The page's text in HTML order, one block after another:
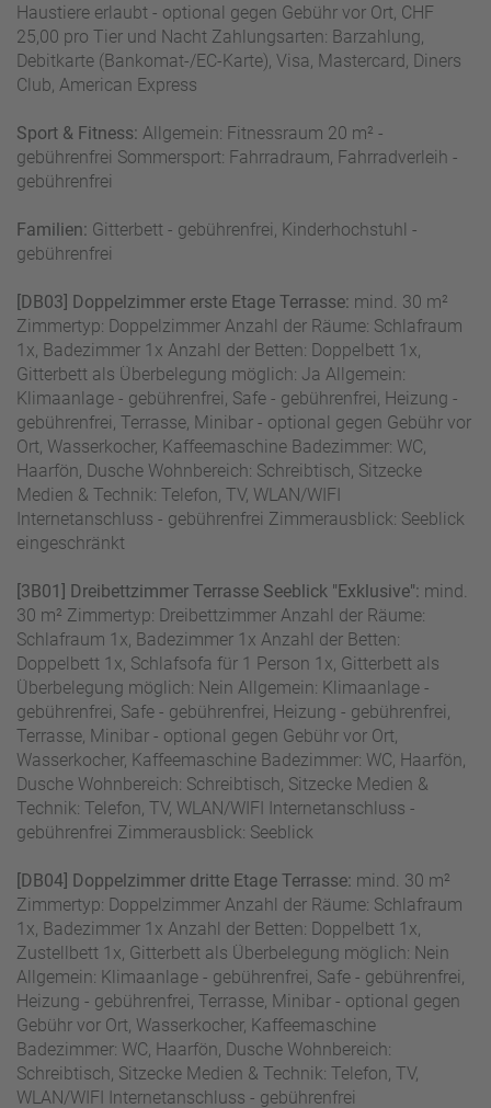
Haustiere erlaubt - optional gegen Gebühr vor Ort, CHF
25,00 pro Tier und Nacht Zahlungsarten: Barzahlung,
Debitkarte (Bankomat-/EC-Karte), Visa, Mastercard, Diners
Club, American Express
Sport & Fitness: Allgemein: Fitnessraum 20 m² -
gebührenfrei Sommersport: Fahrradraum, Fahrradverleih -
gebührenfrei
Familien: Gitterbett - gebührenfrei, Kinderhochstuhl -
gebührenfrei
[DB03] Doppelzimmer erste Etage Terrasse: mind. 30 m²
Zimmertyp: Doppelzimmer Anzahl der Räume: Schlafraum
1x, Badezimmer 1x Anzahl der Betten: Doppelbett 1x,
Gitterbett als Überbelegung möglich: Ja Allgemein:
Klimaanlage - gebührenfrei, Safe - gebührenfrei, Heizung -
gebührenfrei, Terrasse, Minibar - optional gegen Gebühr vor
Ort, Wasserkocher, Kaffeemaschine Badezimmer: WC,
Haarfön, Dusche Wohnbereich: Schreibtisch, Sitzecke
Medien & Technik: Telefon, TV, WLAN/WIFI
Internetanschluss - gebührenfrei Zimmerausblick: Seeblick
eingeschränkt
[3B01] Dreibettzimmer Terrasse Seeblick "Exklusive": mind.
30 m² Zimmertyp: Dreibettzimmer Anzahl der Räume:
Schlafraum 1x, Badezimmer 1x Anzahl der Betten:
Doppelbett 1x, Schlafsofa für 1 Person 1x, Gitterbett als
Überbelegung möglich: Nein Allgemein: Klimaanlage -
gebührenfrei, Safe - gebührenfrei, Heizung - gebührenfrei,
Terrasse, Minibar - optional gegen Gebühr vor Ort,
Wasserkocher, Kaffeemaschine Badezimmer: WC, Haarfön,
Dusche Wohnbereich: Schreibtisch, Sitzecke Medien &
Technik: Telefon, TV, WLAN/WIFI Internetanschluss -
gebührenfrei Zimmerausblick: Seeblick
[DB04] Doppelzimmer dritte Etage Terrasse: mind. 30 m²
Zimmertyp: Doppelzimmer Anzahl der Räume: Schlafraum
1x, Badezimmer 1x Anzahl der Betten: Doppelbett 1x,
Zustellbett 1x, Gitterbett als Überbelegung möglich: Nein
Allgemein: Klimaanlage - gebührenfrei, Safe - gebührenfrei,
Heizung - gebührenfrei, Terrasse, Minibar - optional gegen
Gebühr vor Ort, Wasserkocher, Kaffeemaschine
Badezimmer: WC, Haarfön, Dusche Wohnbereich:
Schreibtisch, Sitzecke Medien & Technik: Telefon, TV,
WLAN/WIFI Internetanschluss - gebührenfrei